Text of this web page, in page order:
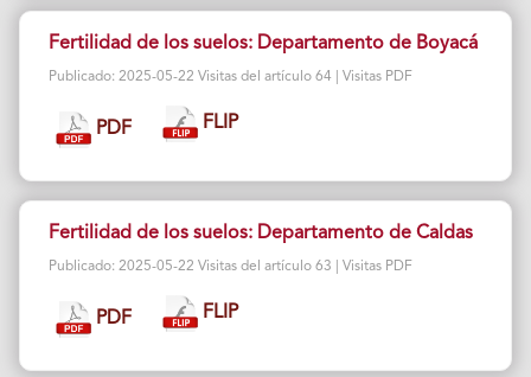
Fertilidad de los suelos: Departamento de Boyacá
Publicado: 2025-05-22 Visitas del artículo 64 | Visitas PDF
PDF FLIP
Fertilidad de los suelos: Departamento de Caldas
Publicado: 2025-05-22 Visitas del artículo 63 | Visitas PDF
PDF FLIP